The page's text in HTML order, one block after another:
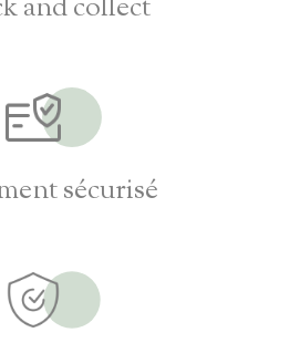
and collect
sécurisé